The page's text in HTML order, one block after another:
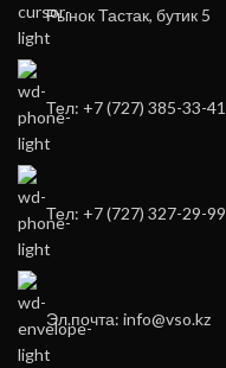
Рынок Тастак, бутик 5
Тел: +7 (727) 385-33-41
Тел: +7 (727) 327-29-99
Эл.почта: info@vso.kz